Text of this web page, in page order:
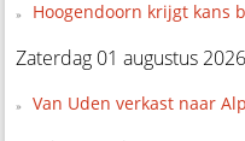
Hoogendoorn krijgt kans
Zaterdag 01 augustus 2026
Van Uden verkast naar